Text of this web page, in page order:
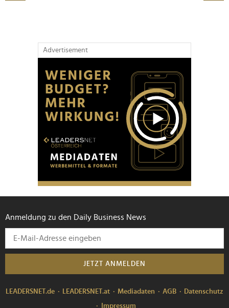
Advertisement
Anmeldung zu den Daily Business News
JETZT ANMELDEN
LEADERSNET.de LEADERSNET.at Mediadaten AGB
Datenschutz
Impressum